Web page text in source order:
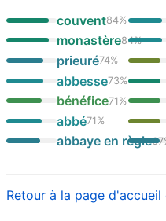
couvent84%
monastère84%
prieuré74%
abbesse73%
bénéfice71%
abbé71 %
abbaye en règle67
Retour à la page d'accueil